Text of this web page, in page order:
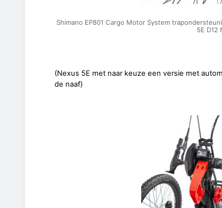
Shimano EP801 Cargo Motor System
5E D12
(Nexus 5E met naar keuze een versie met
de naaf)